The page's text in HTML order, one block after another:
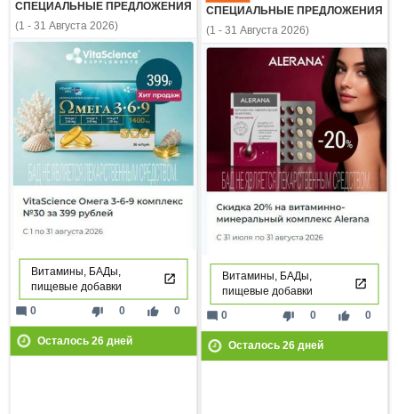
СПЕЦИАЛЬНЫЕ ПРЕДЛОЖЕНИЯ
(1 - 31 Августа 2026)
Витамины, БАДы,
пищевые добавки
thumb_down 0 thumb_up 0
mode_comment 0
Осталось 26дней
СПЕЦИАЛЬНЫЕ ПРЕДЛОЖЕНИЯ
(1 - 31 Августа 2026)
Витамины, БАДы,
пищевые добавки
thumb_down 0 thumb_up 0
mode_comment 0
Осталось 26дней